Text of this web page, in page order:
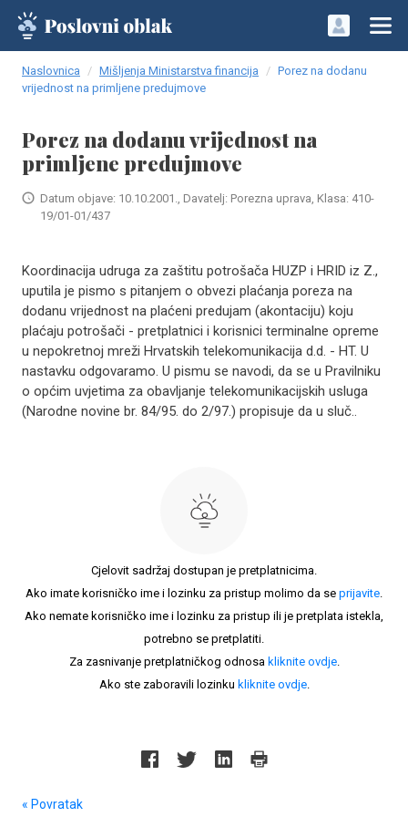
Naslovnica Mišljenja Ministarstva financija
Porez na dodanu
vrijednost na primljene predujmove
Porez na dodanu vrijednost na
primljene predujmove
Datum objave: 10.10.2001., Davatelj: Porezna uprava, Klasa: 410-
19/01-01/437
Koordinacija udruga za zaštitu potrošača HUZP i HRID iz Z.,
uputila je pismo s pitanjem o obvezi plaćanja poreza na
dodanu vrijednost na plaćeni predujam (akontaciju) koju
plaćaju potrošači - pretplatnici i korisnici terminalne opreme
u nepokretnoj mreži Hrvatskih telekomunikacija d.d. - HT. U
nastavku odgovaramo. U pismu se navodi, da se u Pravilniku
o općim uvjetima za obavljanje telekomunikacijskih usluga
(Narodne novine br. 84/95. do 2/97.) propisuje da u sluč..
Cjelovit sadržaj dostupan je pretplatnicima.
Ako imate korisničko ime i lozinku za pristup molimo da se prijavite.
Ako nemate korisničko ime i lozinku za pristup ili je pretplata istekla,
potrebno se pretplatiti.
Za zasnivanje pretplatničkog odnosa kliknite ovdje.
Ako ste zaboravili lozinku kliknite ovdje.
« Povratak